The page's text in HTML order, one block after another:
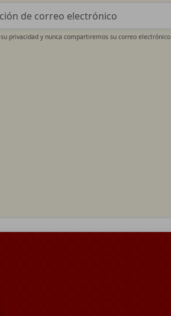
privacidad y nunca compartiremos su correo electrónico